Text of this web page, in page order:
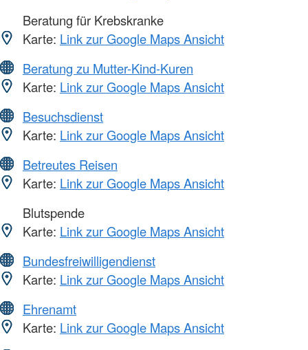
Beratung für Krebskranke
Karte: Link zur Google Maps Ansicht
Beratung zu Mutter-Kind-Kuren
Karte: Link zur Google Maps Ansicht
Besuchsdienst
Karte: Link zur Google Maps Ansicht
Betreutes Reisen
Karte: Link zur Google Maps Ansicht
Blutspende
Karte: Link zur Google Maps Ansicht
Bundesfreiwilligendienst
Karte: Link zur Google Maps Ansicht
Ehrenamt
Karte: Link zur Google Maps Ansicht